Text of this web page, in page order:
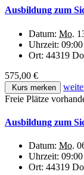
Ausbildung zum
Datum: Mo.
Uhrzeit:
Ort: 44319
575,00 €
Kurs merken
Freie Plätze
Ausbildung zum
Datum: Mo.
Uhrzeit:
Ort: 44319